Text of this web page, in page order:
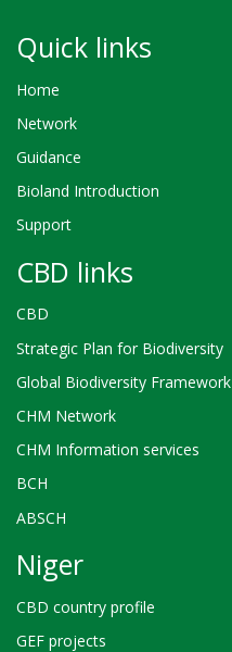
Quick links
Home
Network
Guidance
Bioland Introduction
Support
CBD links
CBD
Strategic Plan for Biodiversity
Global Biodiversity Framework
CHM Network
CHM Information services
BCH
ABSCH
Niger
CBD country profile
GEF projects